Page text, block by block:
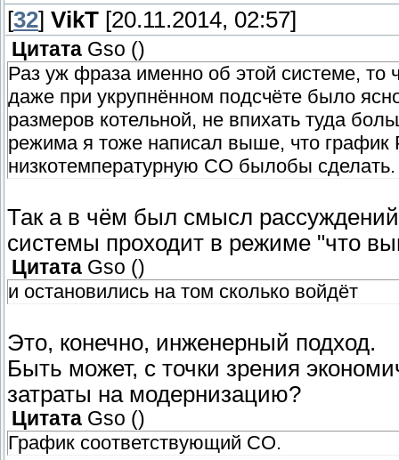
[32] VikT [20.11.2014, 02:57]
Цитата Gso ()
Раз уж фраза именно об этой системе,
даже при укрупнённом подсчёте было
размеров котельной, не впихать туда
режима я тоже написал выше, что
низкотемпературную СО былобы сделать.
Так а в чём был смысл
системы проходит в режиме "что
Цитата Gso ()
и остановились на том сколько войдёт
Это, конечно, инженерный подход.
Быть может, с точки зрения
затраты на модернизацию?
Цитата Gso ()
График соответствующий СО.